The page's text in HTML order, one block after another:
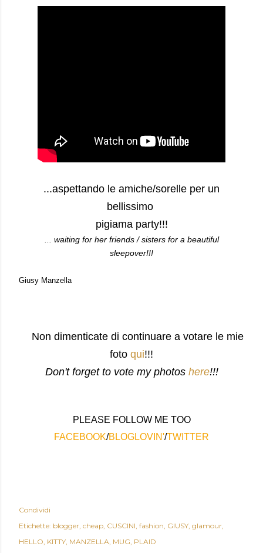
...aspettando le amiche/sorelle per un
bellissimo
pigiama party!!!
... waiting for her friends / sisters for a beautiful
sleepover!!!
Giusy Manzella
Non dimenticate di continuare a votare le mie
foto qui!!!
Don't forget to vote my photos here!!!
PLEASE FOLLOW ME TOO
FACEBOOK/BLOGLOVIN'/TWITTER
Condividi
Etichette: blogger cheap CUSCINI fashion GIUSY glamour
HELLO KITTY MANZELLA MUG PLAID